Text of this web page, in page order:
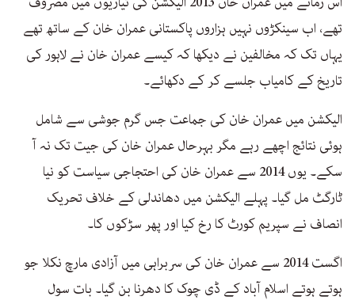
تھے، اب سینکڑوں نہیں ہزاروں پاکستانی عمران خان کے ساتھ تھے
یہاں تک کہ مخالفین نے دیکھا کہ کیسے عمران خان نے لاہور کی
تاریخ کے کامیاب جلسے کر کے دکھائے۔
الیکشن میں عمران خان کی جماعت جس گرم جوشی سے شامل
ہوئی نتائج اچھے رہے مگر بہرحال عمران خان کی جیت تک نہ آ
سکے۔ یوں 2014 سے عمران خان کی احتجاجی سیاست کو نیا
ٹارگٹ مل گیا۔ پہلے الیکشن میں دھاندلی کے خلاف تحریک
انصاف نے سپریم کورٹ کا رخ کیا اور پھر سڑکوں کا۔
اگست 2014 سے عمران خان کی سربراہی میں آزادی مارچ نکلا جو
ہوتے ہوتے اسلام آباد کے ڈی چوک کا دھرنا بن گیا۔ بات سول